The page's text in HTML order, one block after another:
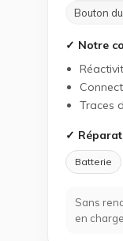
Bouton
✓ Notre
Traces
✓
Batterie
Sans
en